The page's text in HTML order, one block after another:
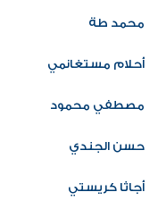
محمد طة
أحلام مستغانمي
مصطفي محمود
حسن الجندي
أجاثا كريستي